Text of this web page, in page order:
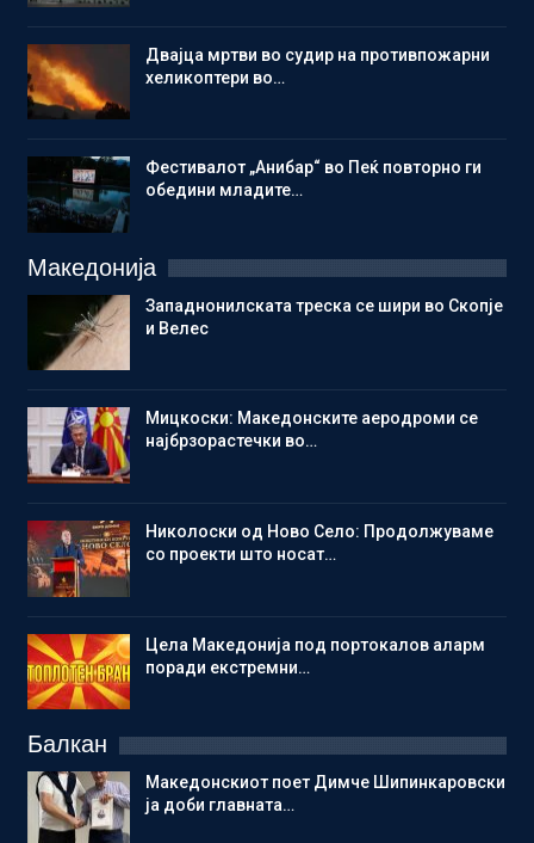
Двајца мртви во судир на противпожарни
хеликоптери во…
Фестивалот „Анибар“ во Пеќ повторно ги
обедини младите…
Македонија
Западнонилската треска се шири во Скопје
и Велес
Мицкоски: Македонските аеродроми се
најбрзорастечки во…
Николоски од Ново Село: Продолжуваме
со проекти што носат…
Цела Македонија под портокалов аларм
поради екстремни…
Балкан
Македонскиот поет Димче Шипинкаровски
ја доби главната…